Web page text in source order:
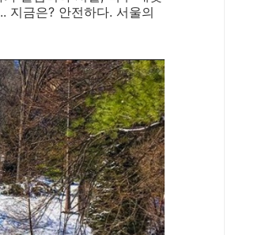
지금은? 안전하다. 서울의